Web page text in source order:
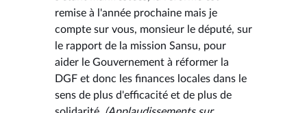
remise à l'année prochaine mais je
compte sur vous, monsieur le député, sur
le rapport de la mission Sansu, pour
aider le Gouvernement à réformer la
DGF et donc les finances locales dans le
sens de plus d'efficacité et de plus de